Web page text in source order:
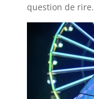
question de rire.